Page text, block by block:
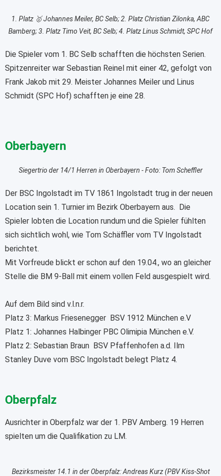
1. Platz 🥇 Johannes Meiler, BC Selb; 2. ⁠Platz Christian Zilonka, ABC
Bamberg; 3. ⁠Platz Timo Veit, BC Selb; 4. ⁠Platz Linus Schmidt, SPC Hof
Die Spieler vom 1. BC Selb schafften die höchsten Serien.
Spitzenreiter war Sebastian Reinel mit einer 42, gefolgt von
Frank Jakob mit 29. Meister Johannes Meiler und Linus
Schmidt (SPC Hof) schafften je eine 28.
Oberbayern
Siegertrio der 14/1 Herren in Oberbayern - Foto: Tom Scheffler
Der BSC Ingolstadt im TV 1861 Ingolstadt trug in der neuen
Location sein 1. Turnier im Bezirk Oberbayern aus. Die
Spieler lobten die Location rundum und die Spieler fühlten
sich sichtlich wohl, wie Tom Schäffler vom TV Ingolstadt
berichtet.
Mit Vorfreude blickt er schon auf den 19.04., wo an gleicher
Stelle die BM 9-Ball mit einem vollen Feld ausgespielt wird.
Auf dem Bild sind v.l.n.r.
Platz 3: Markus Friesenegger BSV 1912 München e.V
Platz 1: Johannes Halbinger PBC Olimipia München e.V.
Platz 2: Sebastian Braun BSV Pfaffenhofen a.d. Ilm
Stanley Duve vom BSC Ingolstadt belegt Platz 4.
Oberpfalz
Ausrichter in Oberpfalz war der 1. PBV Amberg. 19 Herren
spielten um die Qualifikation zu LM.
Bezirksmeister 14.1 in der Oberpfalz: Andreas Kurz (PBV Kiss-Shot